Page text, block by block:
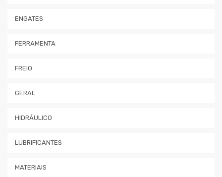
ENGATES
FERRAMENTA
FREIO
GERAL
HIDRÁULICO
LUBRIFICANTES
MATERIAIS